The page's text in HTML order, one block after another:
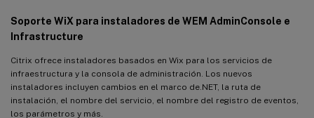
Soporte WiX para instaladores de WEM AdminConsole e
Infrastructure
Citrix ofrece instaladores basados en Wix para los servicios de
infraestructura y la consola de administración. Los nuevos
instaladores incluyen cambios en el marco de.NET, la ruta de
instalación, el nombre del servicio, el nombre del registro de eventos,
los parámetros y más.